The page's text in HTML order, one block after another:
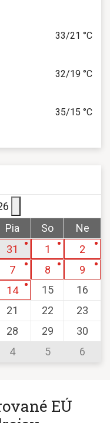
33/21 °C
32/19 °C
35/15 °C
Pia So
Ne
31 1
2
7 8
9
14 15
16
21 22
23
28 29
30
4 5 6
EÚ